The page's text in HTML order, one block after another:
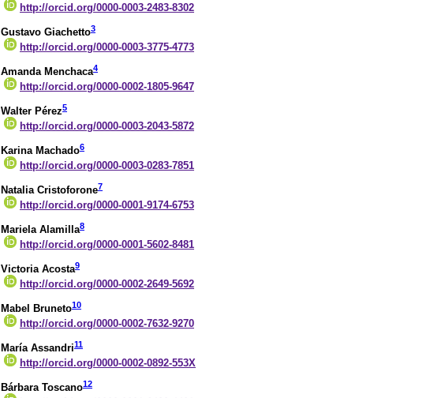
http://orcid.org/0000-0003-2483-8302
Gustavo Giachetto3
http://orcid.org/0000-0003-3775-4773
Amanda Menchaca4
http://orcid.org/0000-0002-1805-9647
Walter Pérez5
http://orcid.org/0000-0003-2043-5872
Karina Machado6
http://orcid.org/0000-0003-0283-7851
Natalia Cristoforone7
http://orcid.org/0000-0001-9174-6753
Mariela Alamilla8
http://orcid.org/0000-0001-5602-8481
Victoria Acosta9
http://orcid.org/0000-0002-2649-5692
Mabel Bruneto10
http://orcid.org/0000-0002-7632-9270
María Assandri11
http://orcid.org/0000-0002-0892-553X
Bárbara Toscano12